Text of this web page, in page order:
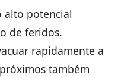
alto potencial
de feridos.
rapidamente a
também